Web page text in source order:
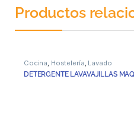
Productos
Cocina, Hostelería, Lavado
DETERGENTE LAVAVAJILLAS